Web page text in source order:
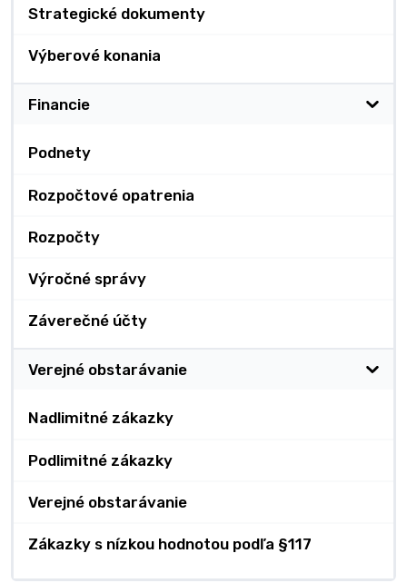
Strategické dokumenty
Výberové konania
Financie
Podnety
Rozpočtové opatrenia
Rozpočty
Výročné správy
Záverečné účty
Verejné obstarávanie
Nadlimitné zákazky
Podlimitné zákazky
Verejné obstarávanie
Zákazky s nízkou hodnotou podľa §117